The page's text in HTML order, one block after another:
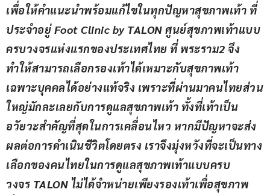
เพื่อให้คำแนะนำพร้อมแก้ไขในทุกปัญหาสุขภาพเท้า ที่
ประจำอยู่ Foot Clinic by TALON ศูนย์สุขภาพเท้าแบบ
ครบวงจรแห่งแรกของประเทศไทย ที่ พระราม2 จึง
ทำให้สามารถเลือกรองเท้าได้เหมาะกับสุขภาพเท้า
เฉพาะบุคคลได้อย่างแท้จริง เพราะที่ผ่านมาคนไทยส่วน
ใหญ่มักละเลยกับการดูแลสุขภาพเท้า ทั้งที่เท้าเป็น
อวัยวะสำคัญที่สุดในการเคลื่อนไหว หากมีปัญหาจะส่ง
ผลต่อการดำเนินชีวิตโดยตรง เราจึงมุ่งหวังที่จะเป็นทาง
เลือกของคนไทยในการดูแลสุขภาพเท้าแบบครบ
วงจร TALON ไม่ได้จำหน่ายเพียงรองเท้าเพื่อสุขภาพ